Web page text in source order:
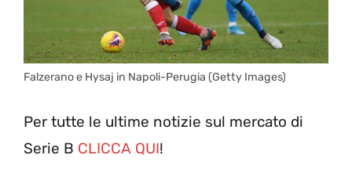
Falzerano e Hysaj in Napoli-Perugia (Getty Images)
Per tutte le ultime notizie sul mercato di
Serie B CLICCA QUI!